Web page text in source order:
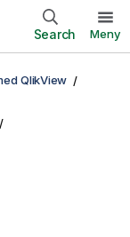
Search Meny
QlikView